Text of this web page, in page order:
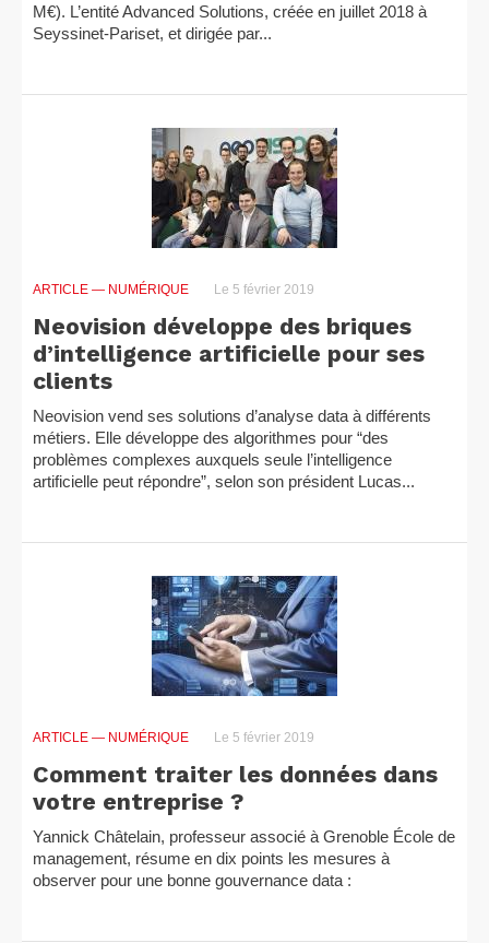
M€). L’entité Advanced Solutions, créée en juillet 2018 à
Seyssinet-Pariset, et dirigée par...
ARTICLE — NUMÉRIQUE Le 5 février 2019
Neovision développe des briques
d’intelligence artificielle pour ses
clients
Neovision vend ses solutions d’analyse data à différents
métiers. Elle développe des algorithmes pour “des
problèmes complexes auxquels seule l’intelligence
artificielle peut répondre”, selon son président Lucas...
ARTICLE — NUMÉRIQUE Le 5 février 2019
Comment traiter les données dans
votre entreprise ?
Yannick Châtelain, professeur associé à Grenoble École de
management, résume en dix points les mesures à
observer pour une bonne gouvernance data :